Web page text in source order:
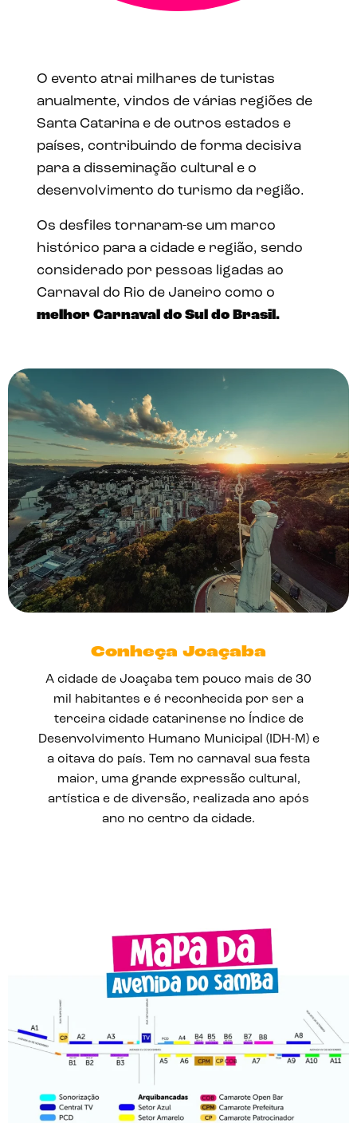
O evento atrai milhares de turistas
anualmente, vindos de várias regiões de
Santa Catarina e de outros estados e
países, contribuindo de forma decisiva
para a disseminação cultural e o
desenvolvimento do turismo da região.
Os desfiles tornaram-se um marco
histórico para a cidade e região, sendo
considerado por pessoas ligadas ao
Carnaval do Rio de Janeiro como o
melhor Carnaval do Sul do Brasil.
Conheça Joaçaba
A cidade de Joaçaba tem pouco mais de 30
mil habitantes e é reconhecida por ser a
terceira cidade catarinense no Índice de
Desenvolvimento Humano Municipal (IDH-M) e
a oitava do país. Tem no carnaval sua festa
maior, uma grande expressão cultural,
artística e de diversão, realizada ano após
ano no centro da cidade.